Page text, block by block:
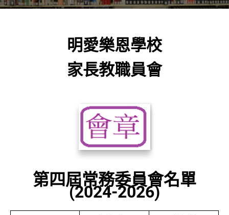
明愛樂恩學校
家長教職員會
第四屆常務委員會名單
(2024-2026)